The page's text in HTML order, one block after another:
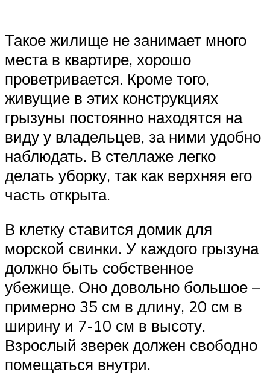
Такое жилище не занимает много
места в квартире, хорошо
проветривается. Кроме того,
живущие в этих конструкциях
грызуны постоянно находятся на
виду у владельцев, за ними удобно
наблюдать. В стеллаже легко
делать уборку, так как верхняя его
часть открыта.
В клетку ставится домик для
морской свинки. У каждого грызуна
должно быть собственное
убежище. Оно довольно большое –
примерно 35 см в длину, 20 см в
ширину и 7-10 см в высоту.
Взрослый зверек должен свободно
помещаться внутри.